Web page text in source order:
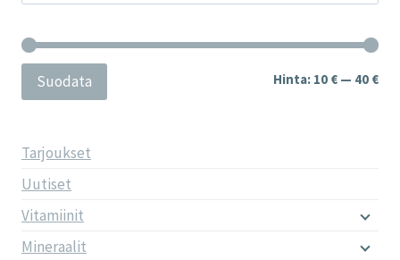
Suodata Hinta: 10 € — 40 €
Tarjoukset
Uutiset
Vitamiinit
Mineraalit